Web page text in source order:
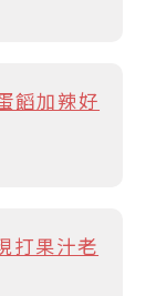
饀加辣好
打果汁老